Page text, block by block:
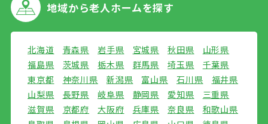
地域から老人ホームを探す
北海道 青森県 岩手県 宮城県 秋田県
山形県
福島県
茨城県 栃木県 群馬県 埼玉県
千葉県
東京都
神奈川県 新潟県 富山県 石川県
福井県
山梨県
長野県 岐阜県 静岡県 愛知県
三重県
滋賀県
京都府 大阪府 兵庫県 奈良県
和歌山県